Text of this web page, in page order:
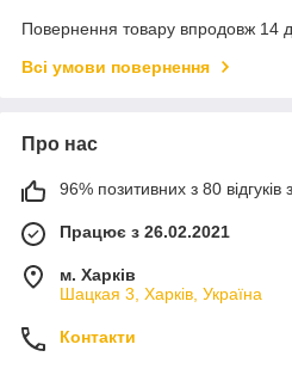
Повернення товару впродовж 14
Всі умови повернення
Про нас
96% позитивних з 80 відгуків
Працює з 26.02.2021
м. Харків
Шацкая 3, Харків, Україна
Контакти